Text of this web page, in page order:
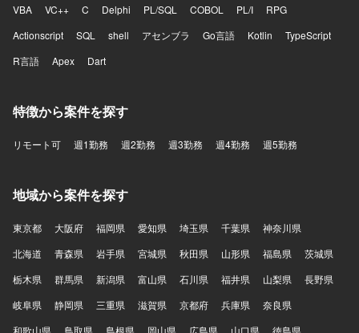
VBA
VC++ C Delphi PL/SQL COBOL PL/I
RPG
Actionscript
SQL shell アセンブラ Go言語 Kotlin
TypeScript
R言語
Apex Dart
特徴から案件を探す
リモート可 週1勤務 週2勤務 週3勤務 週4勤務 週5勤務
地域から案件を探す
東京都 大阪府 福岡県 愛知県 埼玉県 千葉県
神奈川県
北海道
青森県 岩手県 宮城県 秋田県 山形県 福島県
茨城県
栃木県
群馬県 新潟県 富山県 石川県 福井県 山梨県
長野県
岐阜県
静岡県 三重県 滋賀県 京都府 兵庫県
奈良県
和歌山県
鳥取県 島根県 岡山県 広島県 山口県 徳島県